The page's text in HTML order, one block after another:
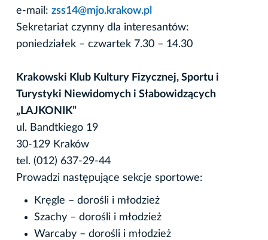
e-mail: zss14@mjo.krakow.pl
Sekretariat czynny dla interesantów:
poniedziałek – czwartek 7.30 – 14.30
Krakowski Klub Kultury Fizycznej, Sportu i
Turystyki Niewidomych i Słabowidzących
„LAJKONIK”
ul. Bandtkiego 19
30-129 Kraków
tel. (012) 637-29-44
Prowadzi następujące sekcje sportowe:
Kręgle – dorośli i młodzież
Szachy – dorośli i młodzież
Warcaby – dorośli i młodzież